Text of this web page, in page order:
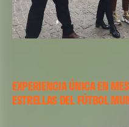
EXPERIENCIA ÚNICA EN
ESTRELLAS DEL FÚTBOL